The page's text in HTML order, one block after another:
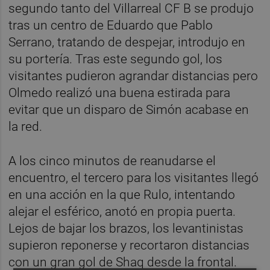
segundo tanto del Villarreal CF B se produjo
tras un centro de Eduardo que Pablo
Serrano, tratando de despejar, introdujo en
su portería. Tras este segundo gol, los
visitantes pudieron agrandar distancias pero
Olmedo realizó una buena estirada para
evitar que un disparo de Simón acabase en
la red.
A los cinco minutos de reanudarse el
encuentro, el tercero para los visitantes llegó
en una acción en la que Rulo, intentando
alejar el esférico, anotó en propia puerta.
Lejos de bajar los brazos, los levantinistas
supieron reponerse y recortaron distancias
con un gran gol de Shaq desde la frontal.